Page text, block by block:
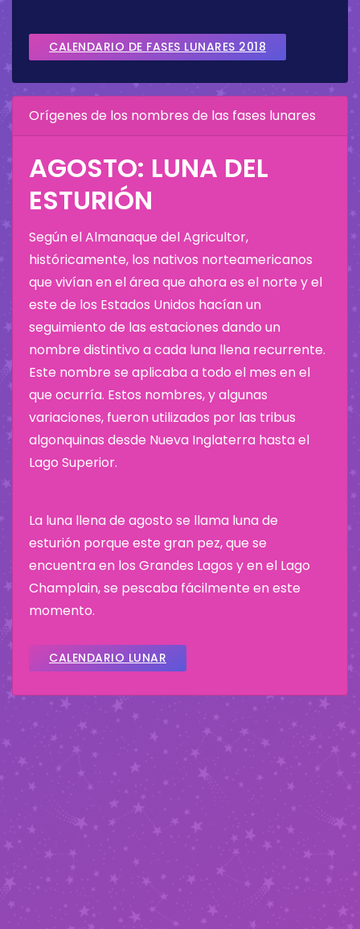
CALENDARIO DE FASES LUNARES 2018
Orígenes de los nombres de las fases lunares
AGOSTO: LUNA DEL
ESTURIÓN
Según el Almanaque del Agricultor,
históricamente, los nativos norteamericanos
que vivían en el área que ahora es el norte y el
este de los Estados Unidos hacían un
seguimiento de las estaciones dando un
nombre distintivo a cada luna llena recurrente.
Este nombre se aplicaba a todo el mes en el
que ocurría. Estos nombres, y algunas
variaciones, fueron utilizados por las tribus
algonquinas desde Nueva Inglaterra hasta el
Lago Superior.
La luna llena de agosto se llama luna de
esturión porque este gran pez, que se
encuentra en los Grandes Lagos y en el Lago
Champlain, se pescaba fácilmente en este
momento.
CALENDARIO LUNAR